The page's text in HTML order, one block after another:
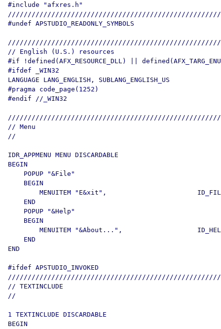
#include "afxres.h"
#undef APSTUDIO_READONLY_SYMBOLS
// English (U.S.) resources
#if !defined(AFX_RESOURCE_DLL) ||
#ifdef _WIN32
LANGUAGE LANG_ENGLISH, SUBLANG_ENGLISH_US
#pragma code_page(1252)
#endif //_WIN32
// Menu
//
IDR_APPMENU MENU DISCARDABLE
BEGIN
    POPUP "&File"
    BEGIN
MENUITEM "E&xit",
    END
    POPUP "&Help"
    BEGIN
MENUITEM "&About...",
    END
END
#ifdef APSTUDIO_INVOKED
// TEXTINCLUDE
//
1 TEXTINCLUDE DISCARDABLE
BEGIN